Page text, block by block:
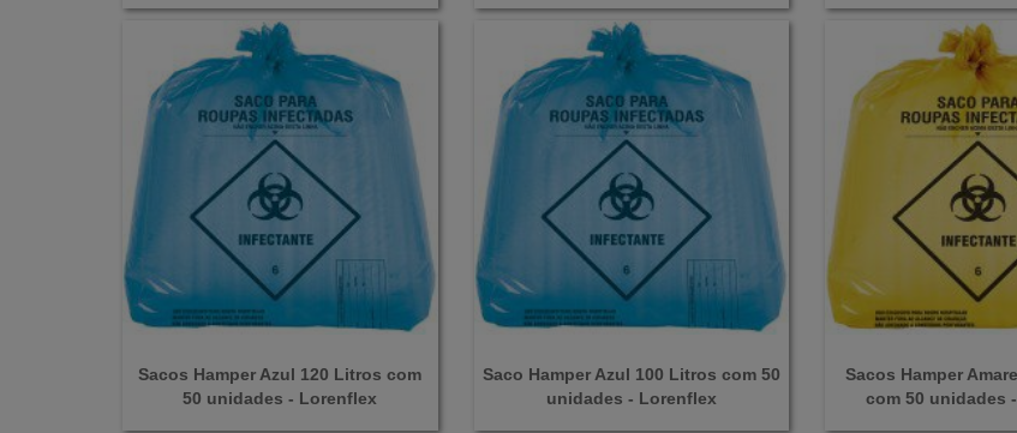
Sacos Hamper Azul 120 Litros com
50 unidades - Lorenflex
Saco Hamper Azul 100 Litros com 50
unidades - Lorenflex
Sacos Hamper
com 50 unidades